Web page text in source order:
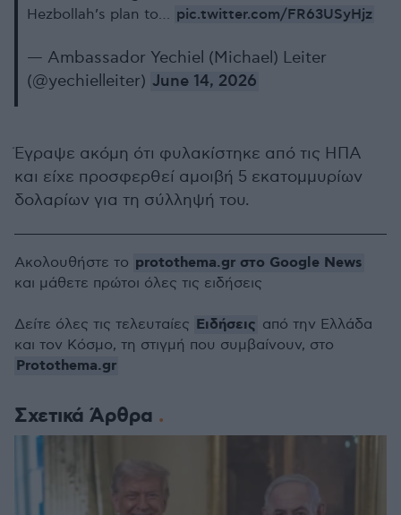
Hezbollah’s plan to… pic.twitter.com/FR63USyHjz
— Ambassador Yechiel (Michael) Leiter
(@yechielleiter) June 14, 2026
Έγραψε ακόμη ότι φυλακίστηκε από τις ΗΠΑ
και είχε προσφερθεί αμοιβή 5 εκατομμυρίων
δολαρίων για τη σύλληψή του.
Σχετικά Άρθρα
Ακολουθήστε το protothema.gr στο Google News
και μάθετε πρώτοι όλες τις ειδήσεις
Δείτε όλες τις τελευταίες Ειδήσεις από την Ελλάδα
και τον Κόσμο, τη στιγμή που συμβαίνουν, στο
Protothema.gr